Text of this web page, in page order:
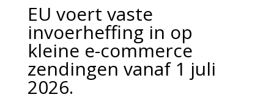
EU voert vaste
invoerheffing in op
kleine e-commerce
zendingen vanaf 1 juli
2026.